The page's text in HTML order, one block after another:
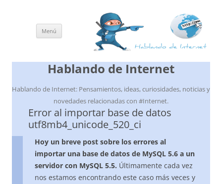
Hablando de Internet
Hablando de Internet: Pensamientos, ideas, curiosidades, noticias y
novedades relacionadas con #Internet.
Menú
Error al importar base de datos
utf8mb4_unicode_520_ci
Hoy un breve post sobre los errores al
importar una base de datos de MySQL 5.6 a un
servidor con MySQL 5.5. Últimamente cada vez
nos estamos encontrando este caso más veces y